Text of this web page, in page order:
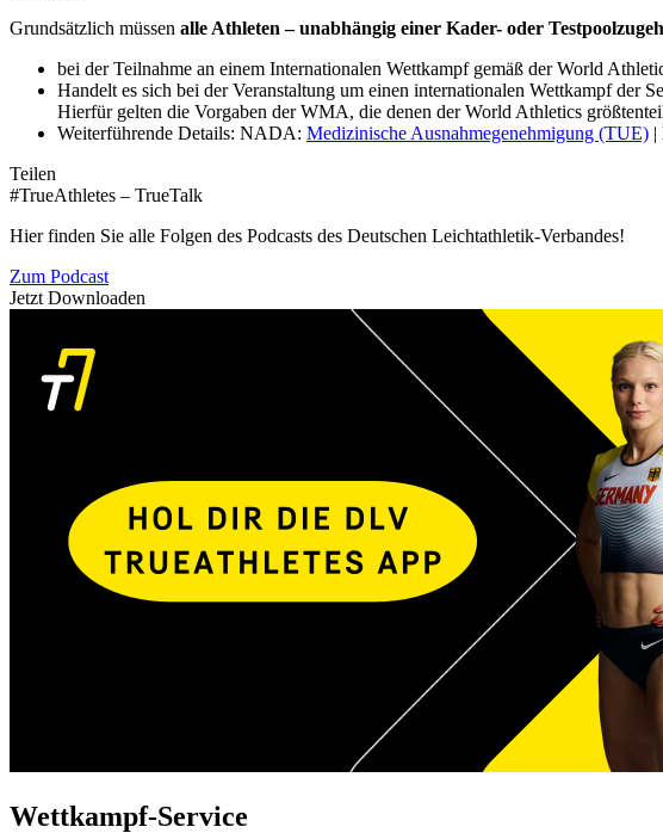
Grundsätzlich müssen alle Athleten – unabhängig einer Kader- oder
bei der Teilnahme an einem Internationalen Wettkampf gemäß der World
Handelt es sich bei der Veranstaltung um einen internationalen Wettkampf
Hierfür gelten die Vorgaben der WMA, die denen der World Athletics
Weiterführende Details: NADA: Medizinische Ausnahmegenehmigung (TUE) |
Teilen
#TrueAthletes – TrueTalk
Hier finden Sie alle Folgen des Podcasts des Deutschen Leichtathletik-Verbandes!
Zum Podcast
Jetzt Downloaden
Wettkampf-Service